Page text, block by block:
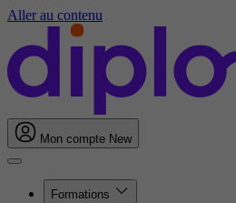
Aller au contenu
Mon compte New
Formations